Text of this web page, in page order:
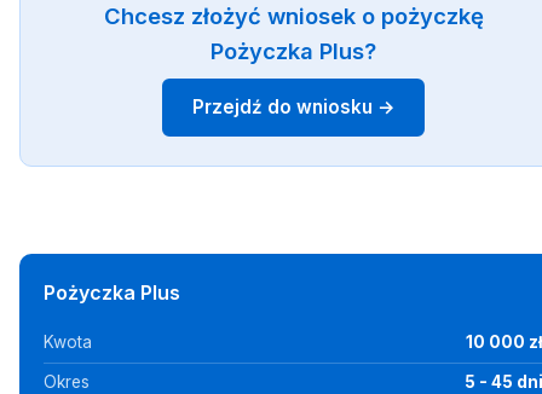
Chcesz złożyć wniosek o pożyczkę
Pożyczka Plus?
Przejdź do wniosku →
Pożyczka Plus
Kwota 10 000 zł
Okres 5 - 45 dni